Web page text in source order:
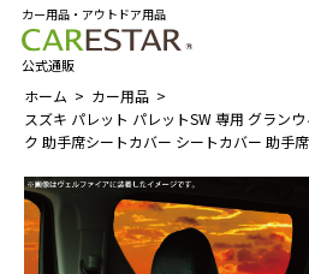
カー用品・アウトドア用品
公式通販
ホーム
カー用品
スズキ パレット パレットSW 専用 グラン
ク 助手席シートカバー シートカバー 助手